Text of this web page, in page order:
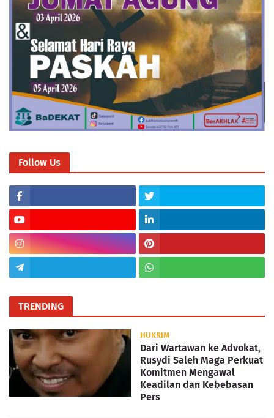
Follow Us
TRENDING
HUKRIM
Dari Wartawan ke Advokat,
Rusydi Saleh Maga Perkuat
Komitmen Mengawal
Keadilan dan Kebebasan
Pers